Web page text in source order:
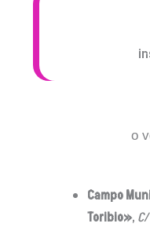
o
Campo
Toribio»,